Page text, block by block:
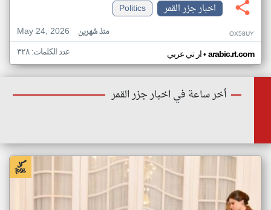
اخبار جزر القمر
Politics
May 24, 2026
منذ شهرين OX58UY
ار تي عربي• arabic.rt.com عدد الكلمات: ٣٢٨
أخر ساعة في اخبار جزر القمر